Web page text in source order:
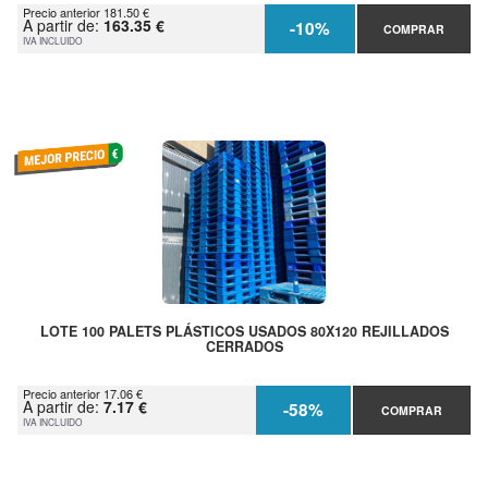
Precio anterior 181.50 €
A partir de: 163.35 €
IVA INCLUIDO -10% COMPRAR
LOTE 100 PALETS PLÁSTICOS USADOS 80X120 REJILLADOS
CERRADOS
Precio anterior 17.06 €
A partir de: 7.17 €
IVA INCLUIDO -58% COMPRAR